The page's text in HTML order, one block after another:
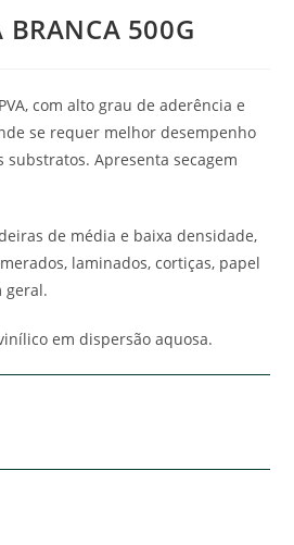
BRANCA 500G
com alto grau de aderência e
se requer melhor desempenho
substratos. Apresenta secagem
de média e baixa densidade,
laminados, cortiças, papel
geral.
em dispersão aquosa.